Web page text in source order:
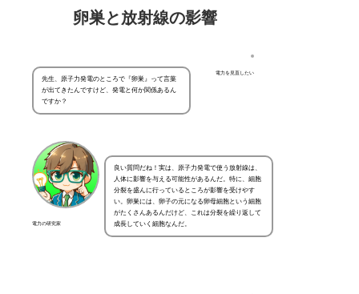
卵巣と放射線の影響
電力を見直したい
先生、原子力発電のところで『卵巣』って言葉
が出てきたんですけど、発電と何か関係あるん
ですか？
電力の研究家
良い質問だね！実は、原子力発電で使う放射線は、
人体に影響を与える可能性があるんだ。特に、細胞
分裂を盛んに行っているところが影響を受けやす
い。卵巣には、卵子の元になる卵母細胞という細胞
がたくさんあるんだけど、これは分裂を繰り返して
成長していく細胞なんだ。